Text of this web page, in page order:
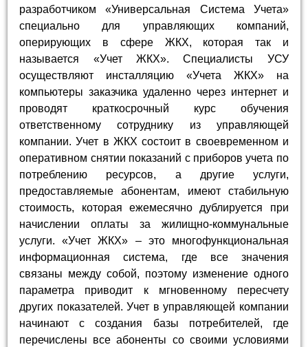
разработчиком «Универсальная Система Учета»
специально для управляющих компаний,
оперирующих в сфере ЖКХ, которая так и
называется «Учет ЖКХ». Специалисты УСУ
осуществляют инсталляцию «Учета ЖКХ» на
компьютеры заказчика удаленно через интернет и
проводят краткосрочный курс обучения
ответственному сотруднику из управляющей
компании. Учет в ЖКХ состоит в своевременном и
оперативном снятии показаний с приборов учета по
потреблению ресурсов, а другие услуги,
предоставляемые абонентам, имеют стабильную
стоимость, которая ежемесячно дублируется при
начислении оплаты за жилищно-коммунальные
услуги. «Учет ЖКХ» – это многофункциональная
информационная система, где все значения
связаны между собой, поэтому изменение одного
параметра приводит к мгновенному пересчету
других показателей. Учет в управляющей компании
начинают с создания базы потребителей, где
перечислены все абоненты со своими условиями